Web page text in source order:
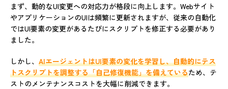
まず、動的なUI変更への対応力が格段に向上します。Webサイト
やアプリケーションのUIは頻繁に更新されますが、従来の自動化
ではUI要素の変更があるたびにスクリプトを修正する必要があり
ました。
しかし、 AIエージェントはUI要素の変化を学習し、自動的にテス
トスクリプトを調整する「自己修復機能」を備えているため、テ
ストのメンテナンスコストを大幅に削減できます。